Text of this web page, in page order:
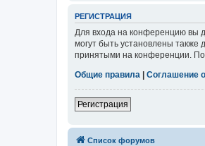
РЕГИСТРАЦИЯ
Для входа на конференцию вы
могут быть установлены также
принятыми на конференции.
Общие правила
Соглашение
Регистрация
Список форумов